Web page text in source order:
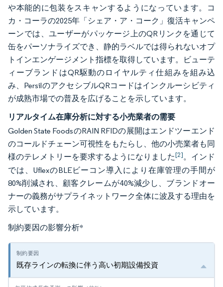
や本能的に包装をスキャンするようになっています。コ
カ・コーラの2025年「シェア・ア・コーク」復活キャンペ
ーンでは、ユーザーがパッケージ上のQRリンクを通じて
缶をパーソナライズでき、静的ラベルでは得られないオプ
トインエンゲージメント指標を取得しています。ビューテ
ィーブランドはQR駆動のロイヤルティ仕組みを組み込
み、PersilのアクセシブルQRコードはインクルーシビティ
が成熟市場での普及を広げることを示しています。
リアルタイム在庫分析に対する小売業者の需要
Golden State FoodsのRAIN RFIDの展開はエンドツーエンド
のコールドチェーン可視性をもたらし、他の小売業者も同
様のテレメトリーを要求するようになりました[2]。インド
では、UflexのBLEビーコン導入により在庫管理の手間が
80%削減され、顧客クレームが40%減少し、ブランドオー
ナーの義務がサプライネットワーク全体に波及する理由を
示しています。
制約要因の影響分析*
既存ラインの転換に伴う高い初期設備投資